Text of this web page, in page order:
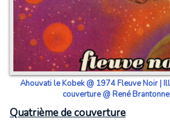
Ahouvati le Kobek @ 1974 Fleuve Noir |
couverture @ René Brantonne
Quatrième de couverture